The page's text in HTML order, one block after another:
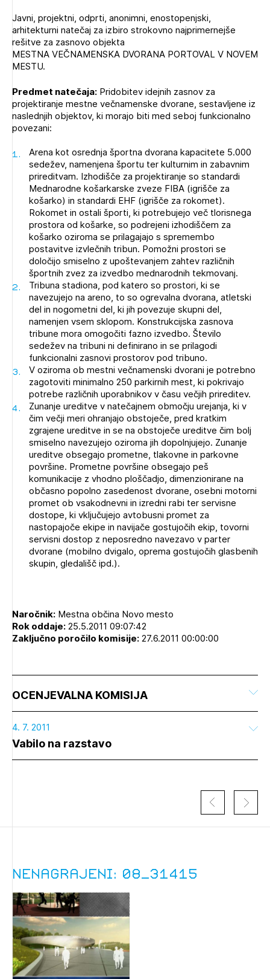
registriranim uporabnikom. Da lahko do nje
POZABLJENO GESLO
Javni, projektni, odprti, anonimni, enostopenjski,
arhitekturni natečaj za izbiro strokovno najprimernejše
rešitve za zasnovo objekta
MESTNA VEČNAMENSKA DVORANA PORTOVAL V NOVEM
MESTU.
Predmet natečaja: Pridobitev idejnih zasnov za
projektiranje mestne večnamenske dvorane, sestavljene iz
naslednjih objektov, ki morajo biti med seboj funkcionalno
povezani:
Arena kot osrednja športna dvorana kapacitete 5.000
sedežev, namenjena športu ter kulturnim in zabavnim
prireditvam. Izhodišče za projektiranje so standardi
Mednarodne košarkarske zveze FIBA (igrišče za
košarko) in standardi EHF (igrišče za rokomet).
Rokomet in ostali športi, ki potrebujejo več tlorisnega
prostora od košarke, so podrejeni izhodiščem za
košarko oziroma se prilagajajo s spremembo
postavitve izvlečnih tribun. Pomožni prostori se
določijo smiselno z upoštevanjem zahtev različnih
športnih zvez za izvedbo mednarodnih tekmovanj.
Tribuna stadiona, pod katero so prostori, ki se
navezujejo na areno, to so ogrevalna dvorana, atletski
del in nogometni del, ki jih povezuje skupni del,
namenjen vsem sklopom. Konstrukcijska zasnova
tribune mora omogočiti fazno izvedbo. Število
sedežev na tribuni ni definirano in se prilagodi
funkcionalni zasnovi prostorov pod tribuno.
V oziroma ob mestni večnamenski dvorani je potrebno
zagotoviti minimalno 250 parkirnih mest, ki pokrivajo
potrebe različnih uporabnikov v času večjih prireditev.
Zunanje ureditve v natečajnem območju urejanja, ki v
čim večji meri ohranjajo obstoječe, pred kratkim
zgrajene ureditve in se na obstoječe ureditve čim bolj
smiselno navezujejo oziroma jih dopolnjujejo. Zunanje
ureditve obsegajo prometne, tlakovne in parkovne
površine. Prometne površine obsegajo peš
komunikacije z vhodno ploščadjo, dimenzionirane na
občasno popolno zasedenost dvorane, osebni motorni
promet ob vsakodnevni in izredni rabi ter servisne
dostope, ki vključujejo avtobusni promet za
nastopajoče ekipe in navijače gostujočih ekip, tovorni
servisni dostop z neposredno navezavo v parter
dvorane (mobilno dvigalo, oprema gostujočih glasbenih
skupin, gledališč ipd.).
Naročnik: Mestna občina Novo mesto
Rok oddaje:25.5.2011 09:07:42
Zaključno poročilo komisije:27.6.2011 00:00:00
OCENJEVALNA KOMISIJA
4. 7. 2011
Vabilo na razstavo
PRIJAVITE SE
Nenagrajeni: 08_31415
Tedenski novičnik javnih naročil
Dnevne medijske objave
NAPREJ